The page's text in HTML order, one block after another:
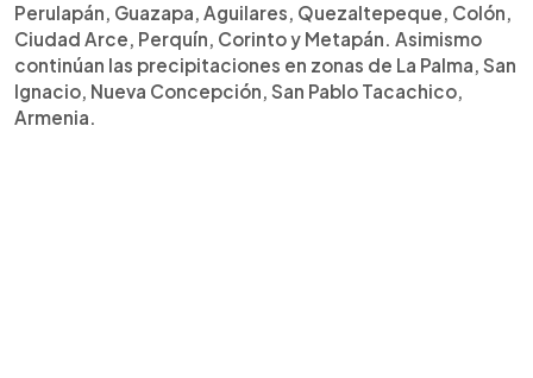
Perulapán, Guazapa, Aguilares, Quezaltepeque, Colón,
Ciudad Arce, Perquín, Corinto y Metapán. Asimismo
continúan las precipitaciones en zonas de La Palma, San
Ignacio, Nueva Concepción, San Pablo Tacachico,
Armenia.